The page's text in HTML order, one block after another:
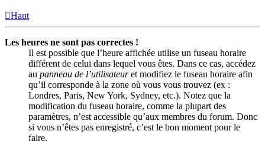
Haut
Les heures ne sont pas correctes !
Il est possible que l’heure affichée utilise un fuseau horaire
différent de celui dans lequel vous êtes. Dans ce cas, accédez
au panneau de l’utilisateuret modifiez le fuseau horaire afin
qu’il corresponde à la zone où vous vous trouvez (ex :
Londres, Paris, New York, Sydney, etc.). Notez que la
modification du fuseau horaire, comme la plupart des
paramètres, n’est accessible qu’aux membres du forum. Donc
si vous n’êtes pas enregistré, c’est le bon moment pour le
faire.